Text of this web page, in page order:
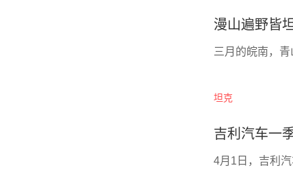
漫山遍野皆
三月的皖南，
坦克
吉利汽车一
4月1日，吉利